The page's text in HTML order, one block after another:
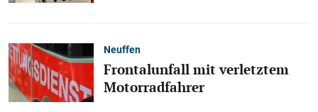
Neuffen
Frontalunfall mit verletztem
Motorradfahrer